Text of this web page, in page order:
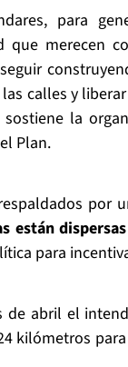
para
que merecen
calles y
la
Plan.
por
están
para
abril el
kilómetros